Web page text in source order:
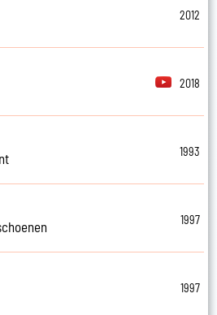
2012
2018
1993
1997
1997